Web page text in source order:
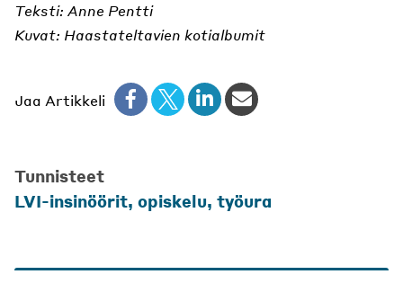
Teksti: Anne Pentti
Kuvat: Haastateltavien kotialbumit
Jaa Artikkeli
Tunnisteet
LVI-insinöörit, opiskelu, työura